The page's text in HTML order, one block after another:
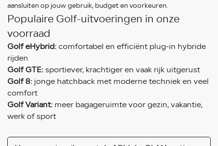
aansluiten op jouw gebruik, budget en voorkeuren.
Populaire Golf-uitvoeringen in onze
voorraad
Golf eHybrid: comfortabel en efficiënt plug-in hybride
rijden
Golf GTE:sportiever, krachtiger en vaak rijk uitgerust
Golf 8: jonge hatchback met moderne techniek en veel
comfort
Golf Variant: meer bagageruimte voor gezin, vakantie,
werk of sport